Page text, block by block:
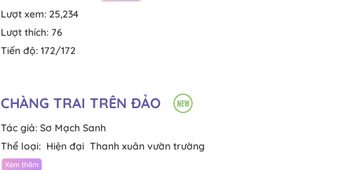
Lượt xem: 25,234
Lượt thích: 76
Tiến độ: 172/172
CHÀNG TRAI TRÊN ĐẢO
Tác giả: Sơ Mạch Sanh
Thể loại: Hiện đại Thanh xuân vườn trường